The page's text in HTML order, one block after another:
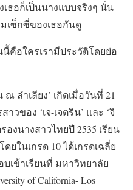
เธอก็เป็นนางแบบจริงๆ นั่น
เซ็กซี่ของเธอกันดู
คือใครเรามีประวัติโดยย่อ
ณ ลำเลียง’ เกิดเมื่อวันที่ 21
วของ ‘เจ-เจตริน’ และ ‘จิ
องนางสาวไทยปี 2535 เรียน
ดยในเกรด 10 ได้เกรดเฉลี่ย
บเข้าเรียนที่ มหาวิทยาลัย
of California- Los